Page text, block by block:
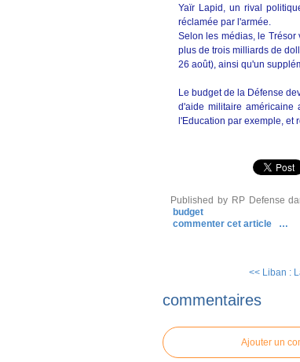
Yaïr Lapid, un rival
réclamée par l'armée.
Selon les médias, le
plus de trois milliards de
26 août), ainsi qu'un
Le budget de la Défense
d'aide militaire américaine
l'Education par exemple, et
Published by RP Defense
budget
commenter cet article
…
<< Liban :
commentaires
Ajouter un